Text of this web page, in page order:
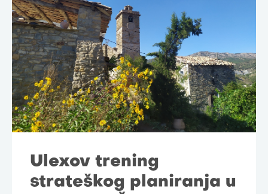
Ulexov trening
strateškog planiranja u